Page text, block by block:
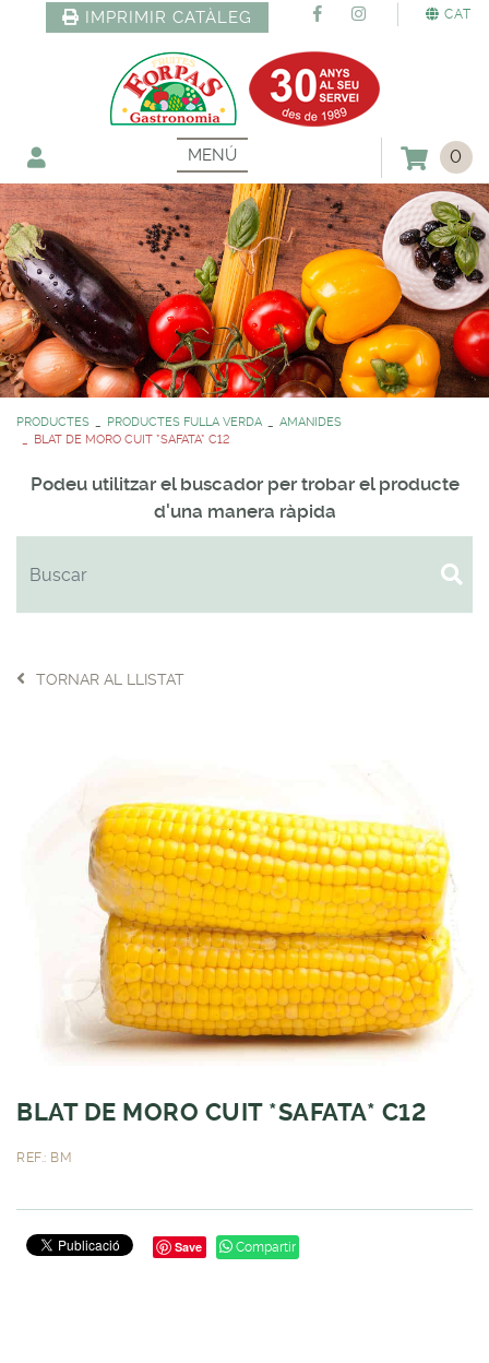
CAT
IMPRIMIR CATÀLEG
MENÚ 0
PRODUCTES PRODUCTES FULLA VERDA
AMANIDES
BLAT DE MORO CUIT *SAFATA* C12
Podeu utilitzar el buscador per trobar el producte
d'una manera ràpida
TORNAR AL LLISTAT
BLAT DE MORO CUIT *SAFATA* C12
REF.: BM
Save Compartir